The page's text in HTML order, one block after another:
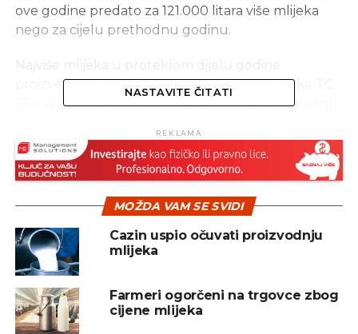
ove godine predato za 121.000 litara više mlijeka
nego za cijelu prethodnu godinu.
proizvedeno je na farmi „Romanija“ banjalučke TC
„Zone“, koja je za deset mjeseci sarajevskoj mljekari
zatim gazdinstvo Janje Lizdek sa koga je istom
kupcu predato 130.000 litara.
Na trećem mjestu po količini prodatog mlijeka je
gazdinstvo Bojana Obradovića sa 92.700 litara, te
Nikole Đerića sa 91.200 litara.
Kneževića raduje da količine proizvedenog mlijeka
iz mjeseca u mjesec rastu, iako je broj proizvođača
ostao skoro isti kao i lani, oko 250.
NASTAVITE ČITATI
REKLAMA
MOŽDA VAM SE SVIDI
Cazin uspio očuvati proizvodnju
mlijeka
Farmeri ogorčeni na trgovce zbog
cijene mlijeka